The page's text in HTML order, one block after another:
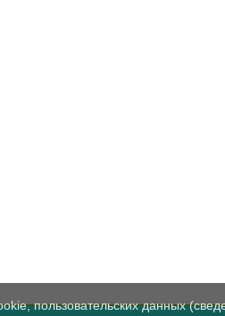
пользовательских данных